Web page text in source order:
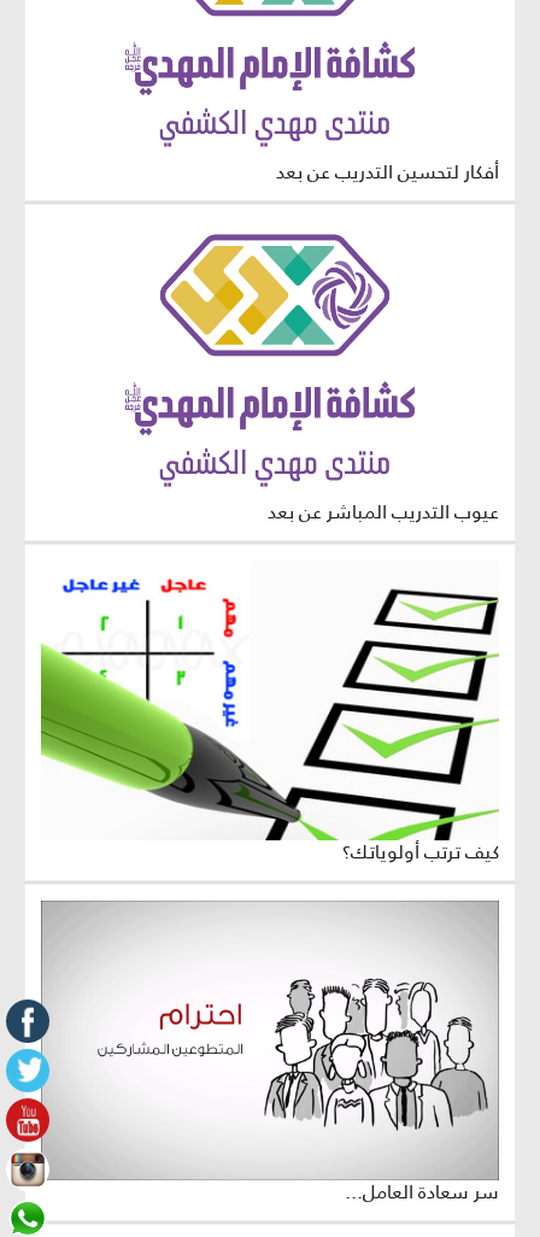
أفكار لتحسين التدريب عن بعد
عيوب التدريب المباشر عن بعد
كيف ترتب أولوياتك؟
سر سعادة العامل...